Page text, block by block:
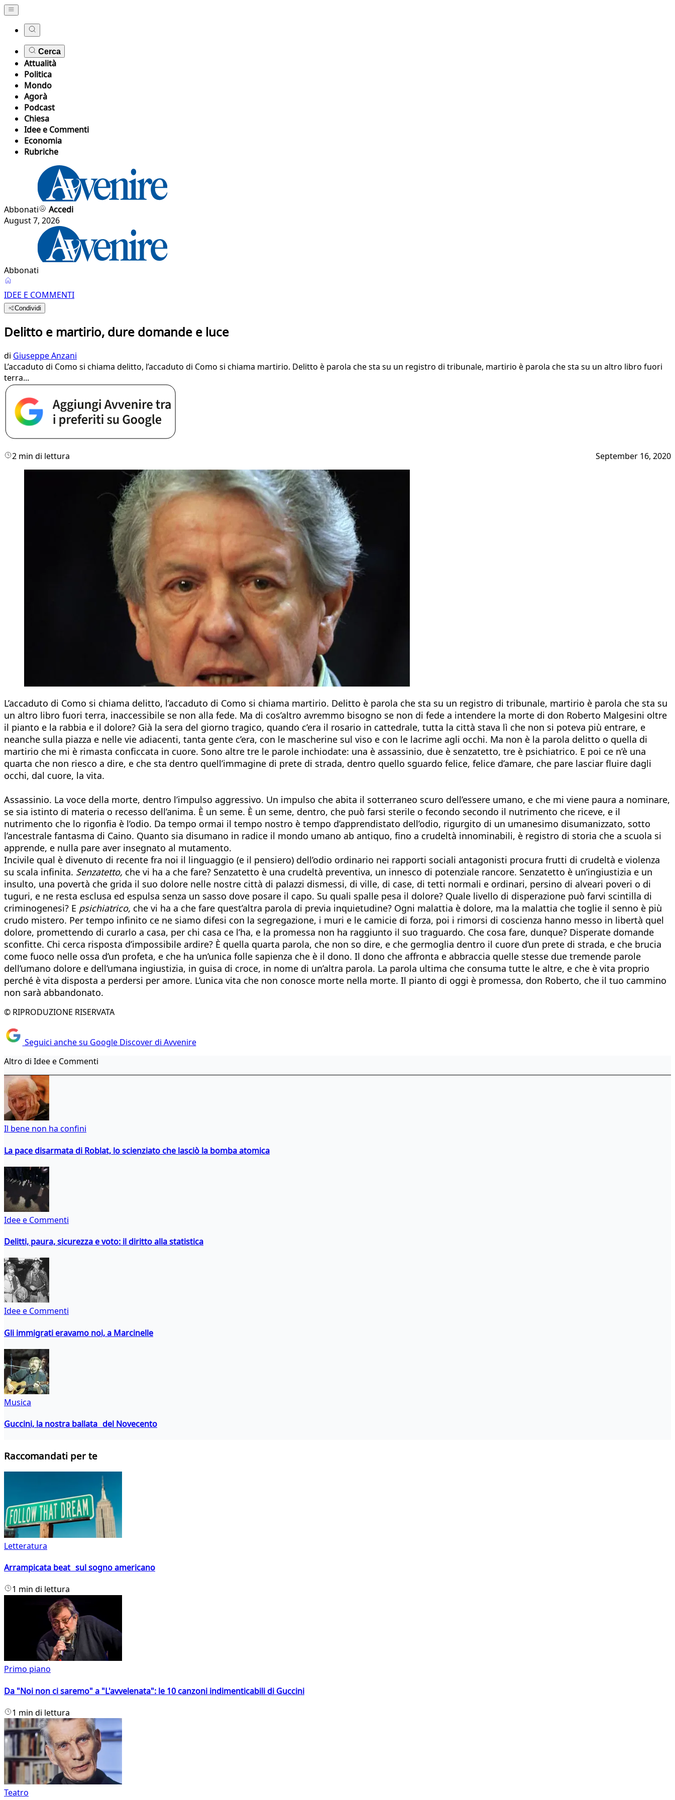
Cerca
Attualità
Politica
Mondo
Agorà
Podcast
Chiesa
Idee e Commenti
Economia
Rubriche
Abbonati
Accedi
August 7, 2026
Abbonati
IDEE E COMMENTI
Condividi
Delitto e martirio, dure domande e luce
di Giuseppe Anzani
L’accaduto di Como si chiama delitto, l’accaduto di Como si chiama martirio. Delitto è parola che sta su un registro di tribunale, martirio è parola che sta su un altro libro fuori
terra...
2 min di lettura September 16, 2020
L’accaduto di Como si chiama delitto, l’accaduto di Como si chiama martirio. Delitto è parola che sta su un registro di tribunale, martirio è parola che sta su
un altro libro fuori terra, inaccessibile se non alla fede. Ma di cos’altro avremmo bisogno se non di fede a intendere la morte di don Roberto Malgesini oltre
il pianto e la rabbia e il dolore? Già la sera del giorno tragico, quando c’era il rosario in cattedrale, tutta la città stava lì che non si poteva più entrare, e
neanche sulla piazza e nelle vie adiacenti, tanta gente c’era, con le mascherine sul viso e con le lacrime agli occhi. Ma non è la parola delitto o quella di
martirio che mi è rimasta conficcata in cuore. Sono altre tre le parole inchiodate: una è assassinio, due è senzatetto, tre è psichiatrico. E poi ce n’è una
quarta che non riesco a dire, e che sta dentro quell’immagine di prete di strada, dentro quello sguardo felice, felice d’amare, che pare lasciar fluire dagli
occhi, dal cuore, la vita.
Assassinio. La voce della morte, dentro l’impulso aggressivo. Un impulso che abita il sotterraneo scuro dell’essere umano, e che mi viene paura a nominare,
se sia istinto di materia o recesso dell’anima. È un seme. È un seme, dentro, che può farsi sterile o fecondo secondo il nutrimento che riceve, e il
nutrimento che lo rigonfia è l’odio. Da tempo ormai il tempo nostro è tempo d’apprendistato dell’odio, rigurgito di un umanesimo disumanizzato, sotto
l’ancestrale fantasma di Caino. Quanto sia disumano in radice il mondo umano ab antiquo, fino a crudeltà innominabili, è registro di storia che a scuola si
apprende, e nulla pare aver insegnato al mutamento.
Incivile qual è divenuto di recente fra noi il linguaggio (e il pensiero) dell’odio ordinario nei rapporti sociali antagonisti procura frutti di crudeltà e violenza
su scala infinita. Senzatetto, che vi ha a che fare? Senzatetto è una crudeltà preventiva, un innesco di potenziale rancore. Senzatetto è un’ingiustizia e un
insulto, una povertà che grida il suo dolore nelle nostre città di palazzi dismessi, di ville, di case, di tetti normali e ordinari, persino di alveari poveri o di
tuguri, e ne resta esclusa ed espulsa senza un sasso dove posare il capo. Su quali spalle pesa il dolore? Quale livello di disperazione può farvi scintilla di
criminogenesi? E psichiatrico, che vi ha a che fare quest’altra parola di previa inquietudine? Ogni malattia è dolore, ma la malattia che toglie il senno è più
crudo mistero. Per tempo infinito ce ne siamo difesi con la segregazione, i muri e le camicie di forza, poi i rimorsi di coscienza hanno messo in libertà quel
dolore, promettendo di curarlo a casa, per chi casa ce l’ha, e la promessa non ha raggiunto il suo traguardo. Che cosa fare, dunque? Disperate domande
sconfitte. Chi cerca risposta d’impossibile ardire? È quella quarta parola, che non so dire, e che germoglia dentro il cuore d’un prete di strada, e che brucia
come fuoco nelle ossa d’un profeta, e che ha un’unica folle sapienza che è il dono. Il dono che affronta e abbraccia quelle stesse due tremende parole
dell’umano dolore e dell’umana ingiustizia, in guisa di croce, in nome di un’altra parola. La parola ultima che consuma tutte le altre, e che è vita proprio
perché è vita disposta a perdersi per amore. L’unica vita che non conosce morte nella morte. Il pianto di oggi è promessa, don Roberto, che il tuo cammino
non sarà abbandonato.
© RIPRODUZIONE RISERVATA
Seguici anche su Google Discover di Avvenire
Altro di Idee e Commenti
Il bene non ha confini
La pace disarmata di Roblat, lo scienziato che lasciò la bomba atomica
Idee e Commenti
Delitti, paura, sicurezza e voto: il diritto alla statistica
Idee e Commenti
Gli immigrati eravamo noi, a Marcinelle
Musica
Guccini, la nostra ballata del Novecento
Raccomandati per te
Letteratura
Arrampicata beat sul sogno americano
1 min di lettura
Primo piano
Da "Noi non ci saremo" a "L'avvelenata": le 10 canzoni indimenticabili di Guccini
1 min di lettura
Teatro